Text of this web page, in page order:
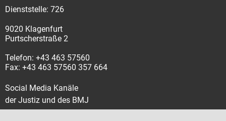
Dienststelle: 726
9020 Klagenfurt
Purtscherstraße 2
Telefon: +43 463 57560
Fax: +43 463 57560 357 664
Social Media Kanäle
der Justiz und des BMJ